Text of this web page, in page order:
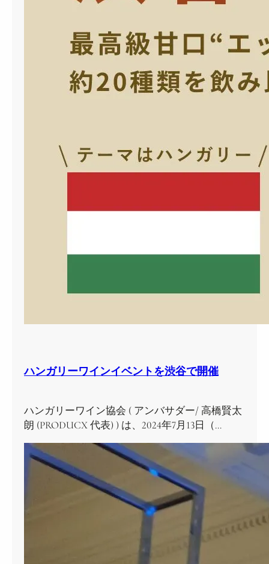
ハンガリーワインイベントを渋谷で開催
ハンガリーワイン協会 ( アンバサダー/ 高橋賢太
朗 (PRODUCX 代表) ) は、2024年7月13日（…